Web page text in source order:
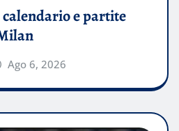
e partite
Ago 6, 2026